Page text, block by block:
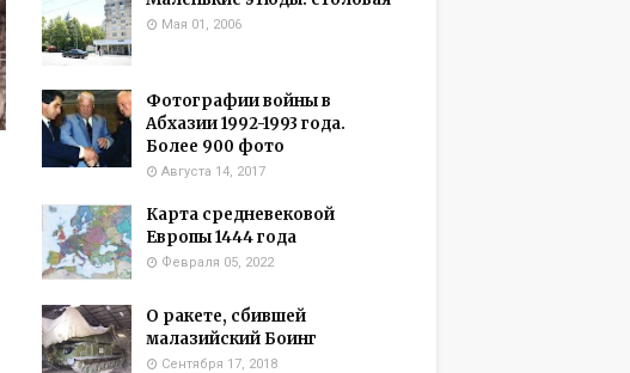
Мая 01, 2006
Фотографии войны в
Абхазии 1992-1993 года.
Более 900 фото
Августа 14, 2017
Карта средневековой
Европы 1444 года
Февраля 05, 2022
О ракете, сбившей
малазийский Боинг
Сентября 17, 2018